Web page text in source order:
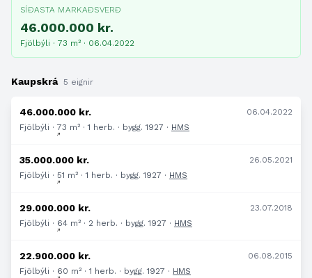
SÍÐASTA MARKAÐSVERÐ
46.000.000 kr.
Fjölbýli · 73 m² · 06.04.2022
Kaupskrá 5 eignir
46.000.000 kr.
06.04.2022
Fjölbýli · 73 m² · 1 herb. · bygg. 1927 · HMS
35.000.000 kr.
26.05.2021
Fjölbýli · 51 m² · 1 herb. · bygg. 1927 · HMS
29.000.000 kr.
23.07.2018
Fjölbýli · 64 m² · 2 herb. · bygg. 1927 · HMS
22.900.000 kr.
06.08.2015
Fjölbýli · 60 m² · 1 herb. · bygg. 1927 · HMS